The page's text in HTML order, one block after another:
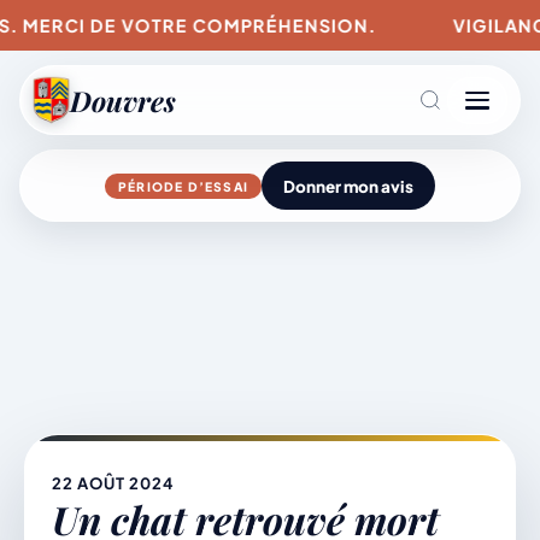
MERCI DE VOTRE COMPRÉHENSION.
Douvres
Agenda
Mairie & Vie municipale
PÉRIODE D’ESSAI Donner mon avis
22 AOÛT 2024
Un chat retrouvé mort